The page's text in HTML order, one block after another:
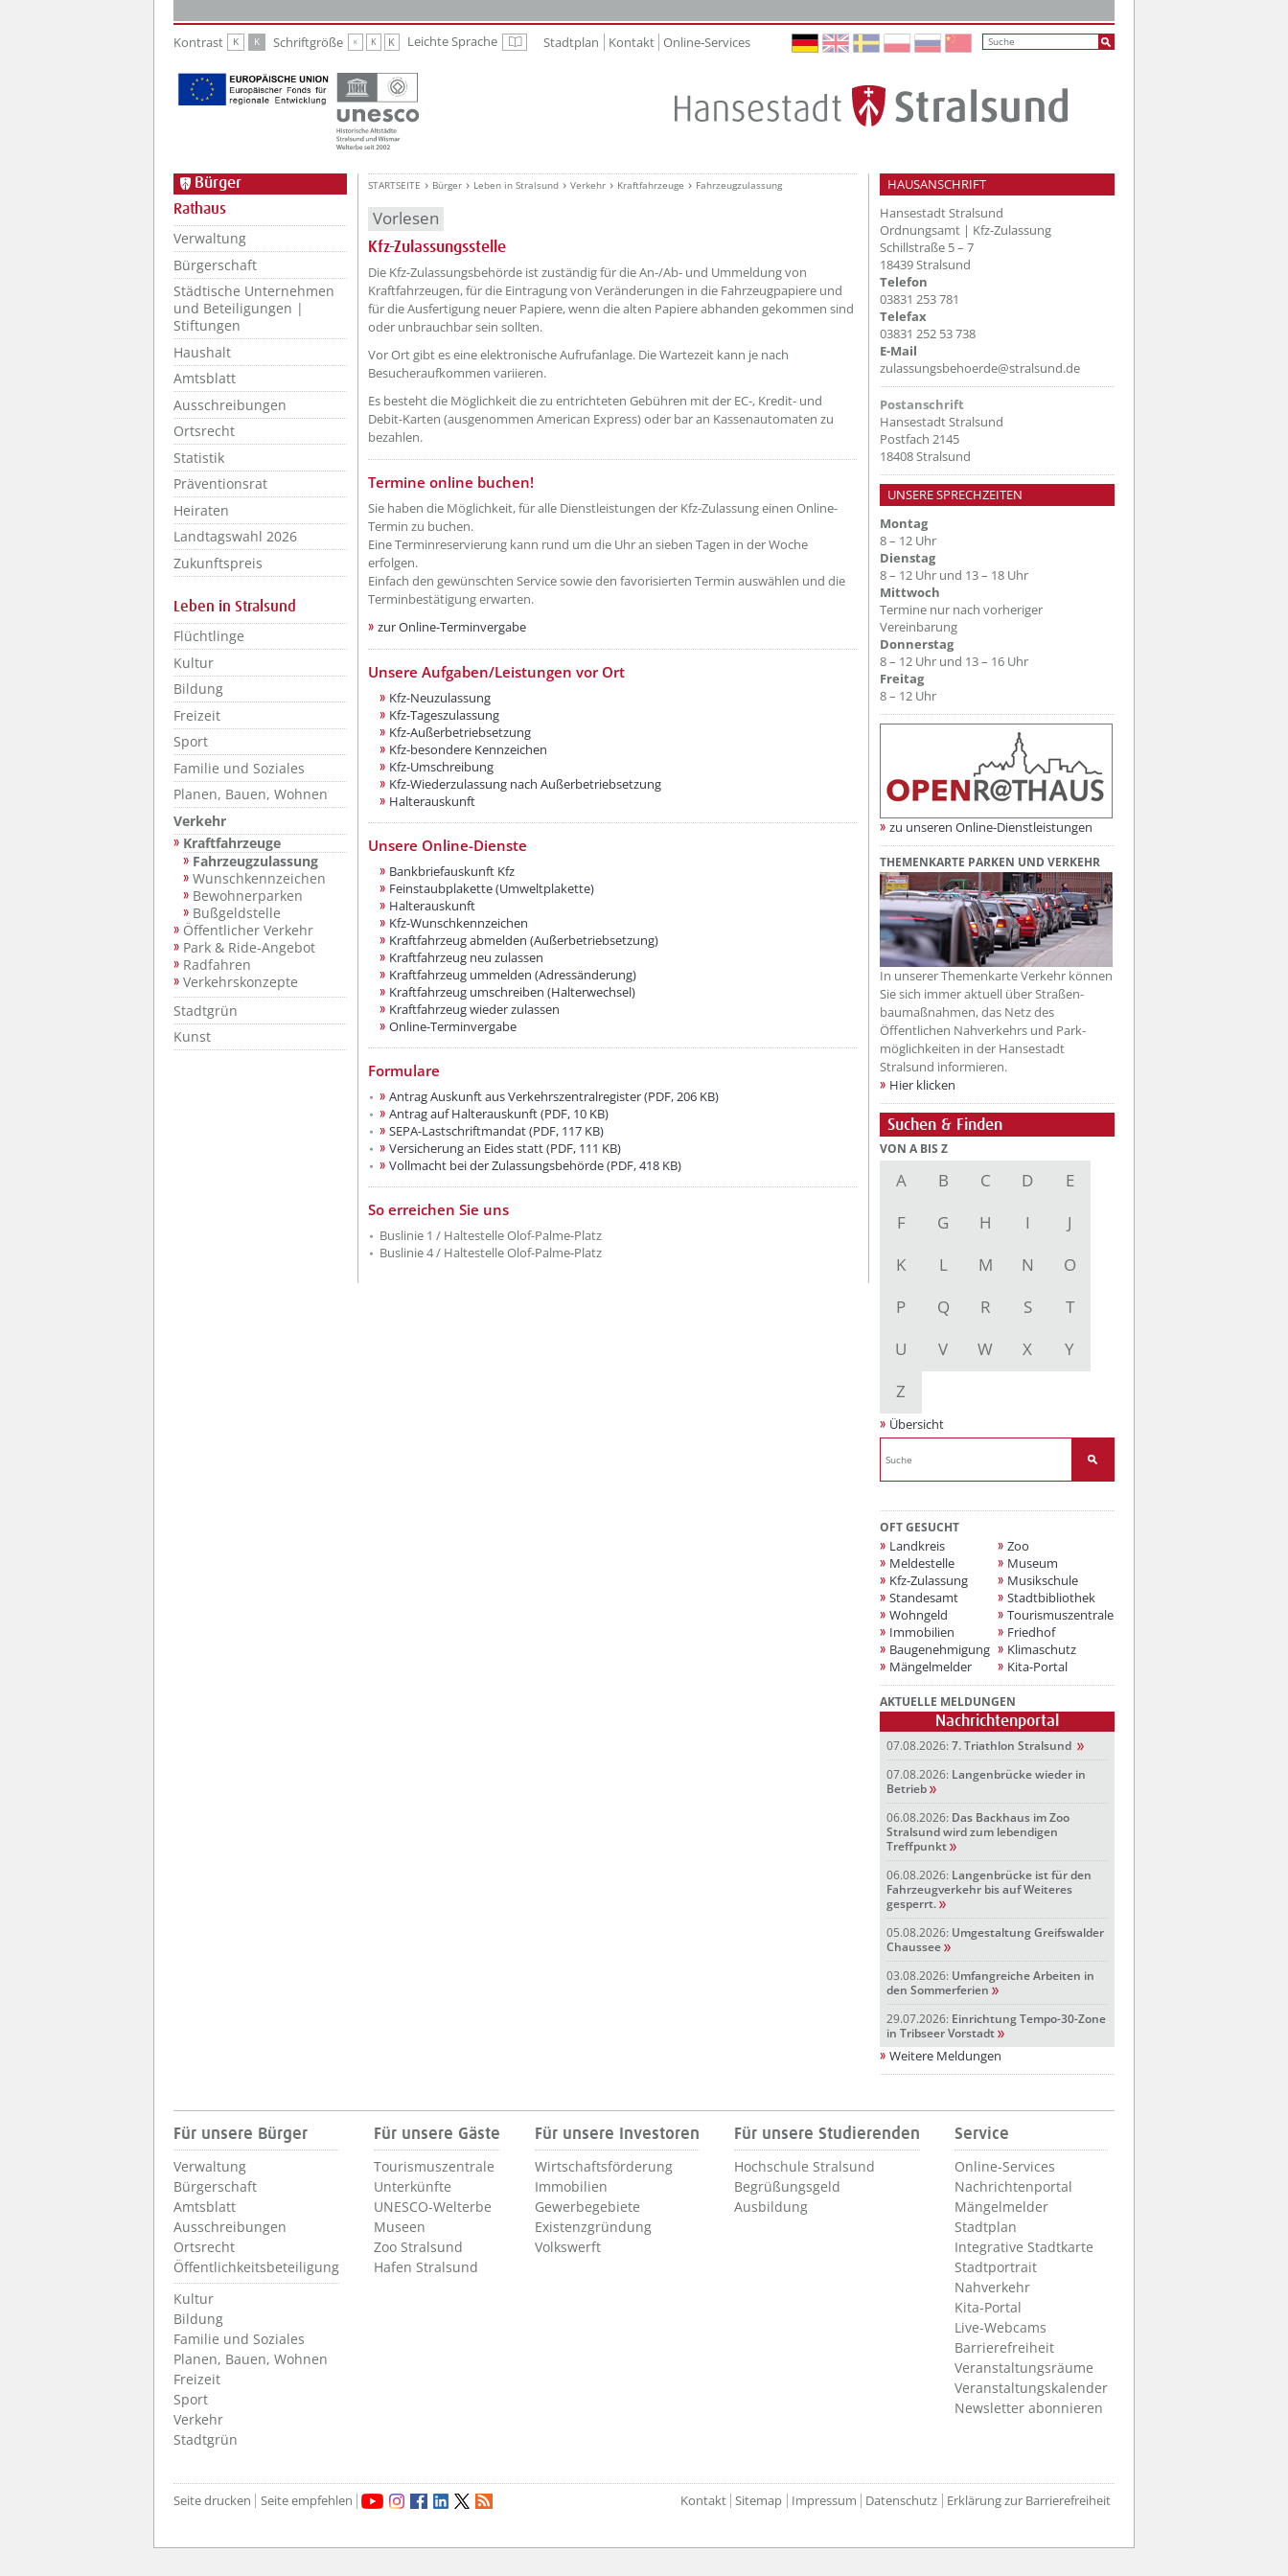
Kontrast K K Schriftgröße K K K Leichte Sprache Leichte Sprache
Stadtplan Kontakt Online-Services
Bürger
Rathaus
Verwaltung
Bürgerschaft
Städtische Unternehmen
und Beteiligungen |
Stiftungen
Haushalt
Amtsblatt
Ausschreibungen
Ortsrecht
Statistik
Präventionsrat
Heiraten
Landtagswahl 2026
Zukunftspreis
Leben in Stralsund
Flüchtlinge
Kultur
Bildung
Freizeit
Sport
Familie und Soziales
Planen, Bauen, Wohnen
Verkehr
Kraftfahrzeuge
Fahrzeugzulassung
Wunschkennzeichen
Bewohnerparken
Bußgeldstelle
Öffentlicher Verkehr
Park & Ride-Angebot
Radfahren
Verkehrskonzepte
Stadtgrün
Kunst
STARTSEITE Bürger Leben in Stralsund Verkehr Kraftfahrzeuge Fahrzeugzulassung
Vorlesen
Kfz-Zulassungsstelle
??? absaetzeOben[1]/titel ???
Die Kfz-Zulassungsbehörde ist zuständig für die An-/Ab- und Ummeldung von
Kraftfahrzeugen, für die Eintragung von Veränderungen in die Fahrzeugpapiere und
für die Ausfertigung neuer Papiere, wenn die alten Papiere abhanden gekommen sind
oder unbrauchbar sein sollten.
Vor Ort gibt es eine elektronische Aufrufanlage. Die Wartezeit kann je nach
Besucheraufkommen variieren.
Es besteht die Möglichkeit die zu entrichteten Gebühren mit der EC-, Kredit- und
Debit-Karten (ausgenommen American Express) oder bar an Kassenautomaten zu
bezahlen.
??? absaetzeOben[2]/titel ???
Termine online buchen!
Sie haben die Möglichkeit, für alle Dienstleistungen der Kfz-Zulassung einen Online-
Termin zu buchen.
Eine Terminreservierung kann rund um die Uhr an sieben Tagen in der Woche
erfolgen.
Einfach den gewünschten Service sowie den favorisierten Termin auswählen und die
Terminbestätigung erwarten.
zur Online-Terminvergabe
Unsere Aufgaben/Leistungen vor Ort
Kfz-Neuzulassung
Kfz-Tageszulassung
Kfz-Außerbetriebsetzung
Kfz-besondere Kennzeichen
Kfz-Umschreibung
Kfz-Wiederzulassung nach Außerbetriebsetzung
Halterauskunft
Unsere Online-Dienste
Bankbriefauskunft Kfz
Feinstaubplakette (Umweltplakette)
Halterauskunft
Kfz-Wunschkennzeichen
Kraftfahrzeug abmelden (Außerbetriebsetzung)
Kraftfahrzeug neu zulassen
Kraftfahrzeug ummelden (Adressänderung)
Kraftfahrzeug umschreiben (Halterwechsel)
Kraftfahrzeug wieder zulassen
Online-Terminvergabe
Formulare
Antrag Auskunft aus Verkehrszentralregister (PDF, 206 KB)
Antrag auf Halterauskunft (PDF, 10 KB)
SEPA-Lastschriftmandat (PDF, 117 KB)
Versicherung an Eides statt (PDF, 111 KB)
Vollmacht bei der Zulassungsbehörde (PDF, 418 KB)
??? absaetzeUnten[1]/titel ???
So erreichen Sie uns
Buslinie 1 / Haltestelle Olof-Palme-Platz
Buslinie 4 / Haltestelle Olof-Palme-Platz
HAUSANSCHRIFT
Hansestadt Stralsund
Ordnungsamt | Kfz-Zulassung
Schillstraße 5 – 7
18439 Stralsund
Telefon
03831 253 781
Telefax
03831 252 53 738
E-Mail
zulassungsbehoerde@stralsund.de
Postanschrift
Hansestadt Stralsund
Postfach 2145
18408 Stralsund
UNSERE SPRECHZEITEN
Montag
8 – 12 Uhr
Dienstag
8 – 12 Uhr und 13 – 18 Uhr
Mittwoch
Termine nur nach vorheriger
Vereinbarung
Donnerstag
8 – 12 Uhr und 13 – 16 Uhr
Freitag
8 – 12 Uhr
zu unseren Online-Dienstleistungen
THEMENKARTE PARKEN UND VERKEHR
In unserer Themenkarte Verkehr können
Sie sich immer aktuell über Straßen-
baumaßnahmen, das Netz des
Öffentlichen Nahverkehrs und Park-
möglichkeiten in der Hansestadt
Stralsund informieren.
Hier klicken
Suchen & Finden
VON A BIS Z
A B C D
E
F
G H I
J
K
L M N
O
P
Q R S
T
U
V W X
Y
Z
Übersicht
OFT GESUCHT
Landkreis
Meldestelle
Kfz-Zulassung
Standesamt
Wohngeld
Immobilien
Baugenehmigung
Mängelmelder
Zoo
Museum
Musikschule
Stadtbibliothek
Tourismuszentrale
Friedhof
Klimaschutz
Kita-Portal
AKTUELLE MELDUNGEN
Nachrichtenportal
07.08.2026: 7. Triathlon Stralsund
07.08.2026: Langenbrücke wieder in
Betrieb
06.08.2026: Das Backhaus im Zoo
Stralsund wird zum lebendigen
Treffpunkt
06.08.2026: Langenbrücke ist für den
Fahrzeugverkehr bis auf Weiteres
gesperrt.
05.08.2026: Umgestaltung Greifswalder
Chaussee
03.08.2026: Umfangreiche Arbeiten in
den Sommerferien
29.07.2026: Einrichtung Tempo-30-Zone
in Tribseer Vorstadt
Weitere Meldungen
Für unsere Bürger
Verwaltung
Bürgerschaft
Amtsblatt
Ausschreibungen
Ortsrecht
Öffentlichkeitsbeteiligung
Kultur
Bildung
Familie und Soziales
Planen, Bauen, Wohnen
Freizeit
Sport
Verkehr
Stadtgrün
Für unsere Gäste
Tourismuszentrale
Unterkünfte
UNESCO-Welterbe
Museen
Zoo Stralsund
Hafen Stralsund
Für unsere Investoren
Wirtschaftsförderung
Immobilien
Gewerbegebiete
Existenzgründung
Volkswerft
Für unsere Studierenden
Hochschule Stralsund
Begrüßungsgeld
Ausbildung
Service
Online-Services
Nachrichtenportal
Mängelmelder
Stadtplan
Integrative Stadtkarte
Stadtportrait
Nahverkehr
Kita-Portal
Live-Webcams
Barrierefreiheit
Veranstaltungsräume
Veranstaltungskalender
Newsletter abonnieren
Seite drucken Seite empfehlen Kontakt Sitemap Impressum Datenschutz Erklärung zur Barrierefreiheit